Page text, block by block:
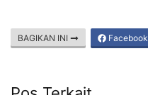
BAGIKAN INI Facebook